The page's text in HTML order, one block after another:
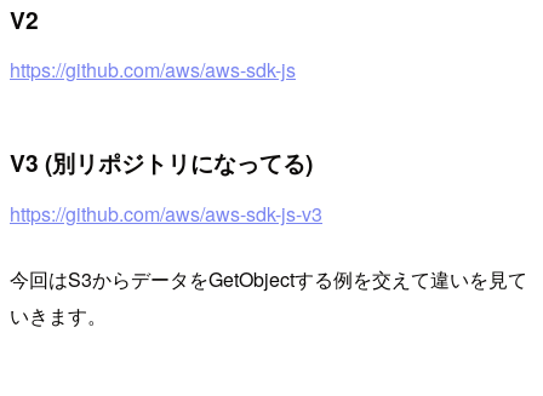
V2
https://github.com/aws/aws-sdk-js
V3 (別リポジトリになってる)
https://github.com/aws/aws-sdk-js-v3
今回はS3からデータをGetObjectする例を交えて違いを見て
いきます。